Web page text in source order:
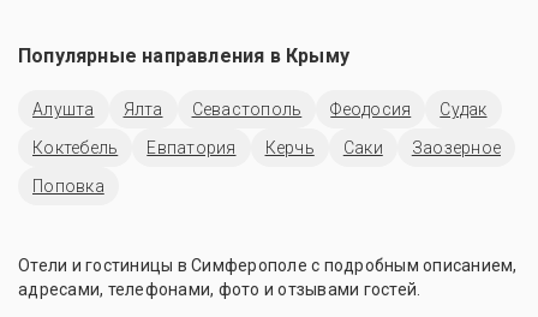
Популярные направления в Крыму
Алушта Ялта Севастополь Феодосия
Судак
Коктебель
Евпатория Керчь Саки
Заозерное
Поповка
Отели и гостиницы в Симферополе с подробным описанием,
адресами, телефонами, фото и отзывами гостей.